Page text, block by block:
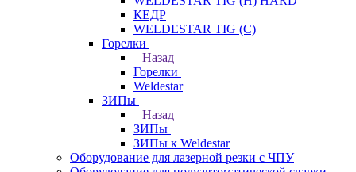
КЕДР
WELDESTAR TIG (С)
Горелки
Назад
Горелки
Weldestar
ЗИПы
Назад
ЗИПы
ЗИПы к Weldestar
Оборудование для лазерной резки с ЧПУ